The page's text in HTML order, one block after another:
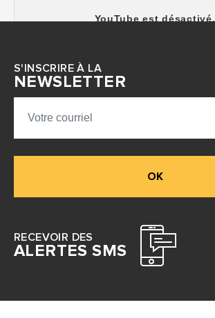
YouTube est désactivé.
S'INSCRIRE À LA
NEWSLETTER
OK
RECEVOIR DES
ALERTES SMS